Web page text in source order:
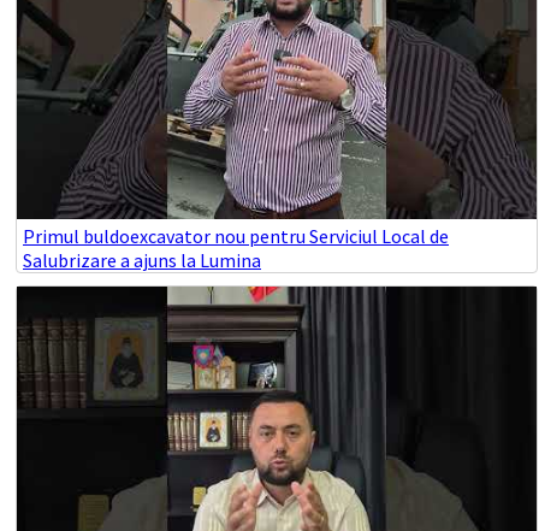
Primul buldoexcavator nou pentru Serviciul Local de
Salubrizare a ajuns la Lumina